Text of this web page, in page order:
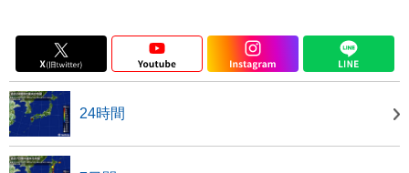
24時間